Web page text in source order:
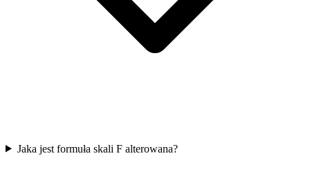
Jaka jest formuła skali F alterowana?